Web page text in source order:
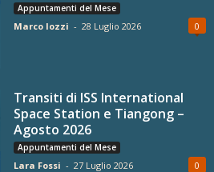
Appuntamenti del Mese
Marco Iozzi - 28 Luglio 2026 0
Transiti di ISS International
Space Station e Tiangong –
Agosto 2026
Appuntamenti del Mese
Lara Fossi - 27 Luglio 2026 0